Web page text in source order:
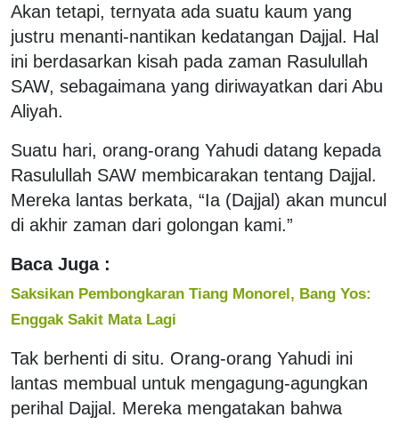
Akan tetapi, ternyata ada suatu kaum yang
justru menanti-nantikan kedatangan Dajjal. Hal
ini berdasarkan kisah pada zaman Rasulullah
SAW, sebagaimana yang diriwayatkan dari Abu
Aliyah.
Suatu hari, orang-orang Yahudi datang kepada
Rasulullah SAW membicarakan tentang Dajjal.
Mereka lantas berkata, “Ia (Dajjal) akan muncul
di akhir zaman dari golongan kami.”
Baca Juga :
Saksikan Pembongkaran Tiang Monorel, Bang Yos:
Enggak Sakit Mata Lagi
Tak berhenti di situ. Orang-orang Yahudi ini
lantas membual untuk mengagung-agungkan
perihal Dajjal. Mereka mengatakan bahwa